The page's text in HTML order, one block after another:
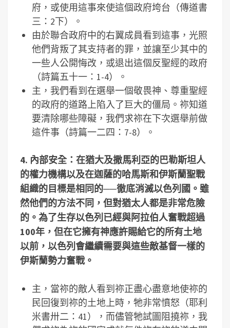
府，或使用這事來使這個政府垮台（傳道書
三：2下）。
由於聯合政府中的右翼成員看到這事，光照
他們背叛了其支持者的罪，並讓至少其中的
一些人公開悔改，或退出這個反聖經的政府
（詩篇五十一：1-4）。
主，我們看到在選舉一個敬畏神、尊重聖經
的政府的道路上陷入了巨大的僵局。祢知道
要清除哪些障礙，我們求祢在下次選舉前做
這件事（詩篇一二四：7-8）。
4. 內部安全：在猶大及撒馬利亞的巴勒斯坦人
的權力機構以及在迦薩的哈馬斯和伊斯蘭聖戰
組織的目標是相同的──徹底消滅以色列國。雖
然他們的方法不同，但對猶太人都是非常危險
的。為了生存以色列已經與阿拉伯人奮戰超過
100年，但在它擁有神應許賜給它的所有土地
以前，以色列會繼續需要與這些敵基督一樣的
伊斯蘭勢力奮戰。
主，當祢的敵人看到祢正盡心盡意地使祢的
民回復到祢的土地上時，牠非常憤怒（耶利
米書卅二：41），而儘管牠試圖阻撓祢，我